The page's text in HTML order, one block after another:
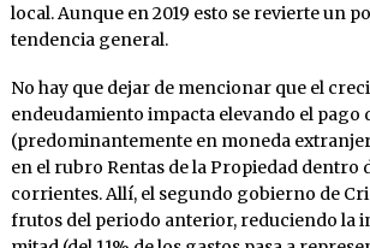
local. Aunque en 2019 esto se revierte un
tendencia general.
No hay que dejar de mencionar que el
endeudamiento impacta elevando el pago
(predominantemente en moneda
en el rubro Rentas de la Propiedad dentro
corrientes. Allí, el segundo gobierno de
frutos del periodo anterior, reduciendo la